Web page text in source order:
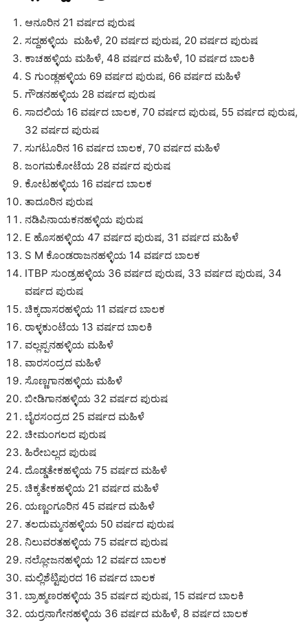
ಆನೂರಿನ 21 ವರ್ಷದ ಪುರುಷ
ಸದ್ದಹಳ್ಳಿಯ ಮಹಿಳೆ, 20 ವರ್ಷದ ಪುರುಷ, 20 ವರ್ಷದ ಪುರುಷ
ಕಾಚಹಳ್ಳಿಯ ಮಹಿಳೆ, 48 ವರ್ಷದ ಮಹಿಳೆ, 10 ವರ್ಷದ ಬಾಲಕಿ
S ಗುಂಡ್ಲಹಳ್ಳಿಯ 69 ವರ್ಷದ ಪುರುಷ, 66 ವರ್ಷದ ಮಹಿಳೆ
ಗೌಡನಹಳ್ಳಿಯ 28 ವರ್ಷದ ಪುರುಷ
ಸಾದಲಿಯ 16 ವರ್ಷದ ಬಾಲಕ, 70 ವರ್ಷದ ಪುರುಷ, 55 ವರ್ಷದ ಪುರುಷ,
32 ವರ್ಷದ ಪುರುಷ
ಸುಗಟೂರಿನ 16 ವರ್ಷದ ಬಾಲಕ, 70 ವರ್ಷದ ಮಹಿಳೆ
ಜಂಗಮಕೋಟೆಯ 28 ವರ್ಷದ ಪುರುಷ
ಕೋಟಹಳ್ಳಿಯ 16 ವರ್ಷದ ಬಾಲಕ
ತಾದೂರಿನ ಪುರುಷ
ನಡಿಪಿನಾಯಕನಹಳ್ಳಿಯ ಪುರುಷ
E ಹೊಸಹಳ್ಳಿಯ 47 ವರ್ಷದ ಪುರುಷ, 31 ವರ್ಷದ ಮಹಿಳೆ
S M ಕೊಂಡರಾಜನಹಳ್ಳಿಯ 14 ವರ್ಷದ ಬಾಲಕ
ITBP ಸುಂಡ್ರಹಳ್ಳಿಯ 36 ವರ್ಷದ ಪುರುಷ, 33 ವರ್ಷದ ಪುರುಷ, 34
ವರ್ಷದ ಪುರುಷ
ಚಿಕ್ಕದಾಸರಹಳ್ಳಿಯ 11 ವರ್ಷದ ಬಾಲಕ
ರಾಳ್ಳಕುಂಟೆಯ 13 ವರ್ಷದ ಬಾಲಕಿ
ವಲ್ಲಪ್ಪನಹಳ್ಳಿಯ ಮಹಿಳೆ
ವಾರಸಂದ್ರದ ಮಹಿಳೆ
ಸೊಣ್ಣಗಾನಹಳ್ಳಿಯ ಮಹಿಳೆ
ಬೀಡಿಗಾನಹಳ್ಳಿಯ 32 ವರ್ಷದ ಪುರುಷ
ಬೈರಸಂದ್ರದ 25 ವರ್ಷದ ಮಹಿಳೆ
ಚೀಮಂಗಲದ ಪುರುಷ
ಹಿರೇಬಲ್ಲದ ಪುರುಷ
ದೊಡ್ಡತೇಕಹಳ್ಳಿಯ 75 ವರ್ಷದ ಮಹಿಳೆ
ಚಿಕ್ಕತೇಕಹಳ್ಳಿಯ 21 ವರ್ಷದ ಮಹಿಳೆ
ಯಣ್ಣಂಗೂರಿನ 45 ವರ್ಷದ ಮಹಿಳೆ
ತಲದುಮ್ಮನಹಳ್ಳಿಯ 50 ವರ್ಷದ ಪುರುಷ
ನಿಲುವರತಹಳ್ಳಿಯ 75 ವರ್ಷದ ಪುರುಷ
ನಲ್ಲೋಜನಹಳ್ಳಿಯ 12 ವರ್ಷದ ಬಾಲಕ
ಮಲ್ಲಿಶೆಟ್ಟಿಪುರದ 16 ವರ್ಷದ ಬಾಲಕ
ಬ್ರಾಹ್ಮಣರಹಳ್ಳಿಯ 35 ವರ್ಷದ ಪುರುಷ, 15 ವರ್ಷದ ಬಾಲಕಿ
ಯರ್ರನಾಗೇನಹಳ್ಳಿಯ 36 ವರ್ಷದ ಮಹಿಳೆ, 8 ವರ್ಷದ ಬಾಲಕ